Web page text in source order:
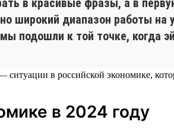
в красивые фразы, а в
широкий диапазон работы на
подошли к той точке, когда
в российской экономике,
в 2024 году